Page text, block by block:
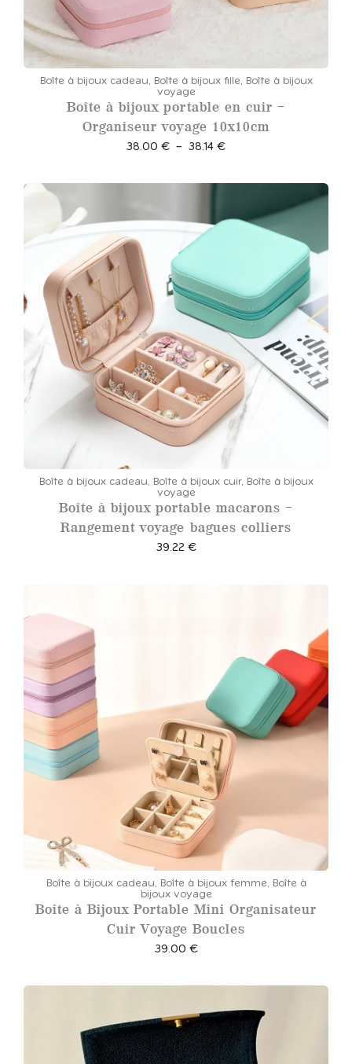
Boîte à bijoux cadeau, Boîte à bijoux fille, Boîte à bijoux
voyage
Boîte à bijoux portable en cuir –
Organiseur voyage 10x10cm
38.00 € – 38.14 €P
a
r
8
0
€
Boîte à bijoux cadeau, Boîte à bijoux cuir, Boîte à bijoux
voyage
Boîte à bijoux portable macarons –
Rangement voyage bagues colliers
39.22 €
Boîte à bijoux cadeau, Boîte à bijoux femme, Boîte à
bijoux voyage
Boîte à Bijoux Portable Mini Organisateur
Cuir Voyage Boucles
39.00 €